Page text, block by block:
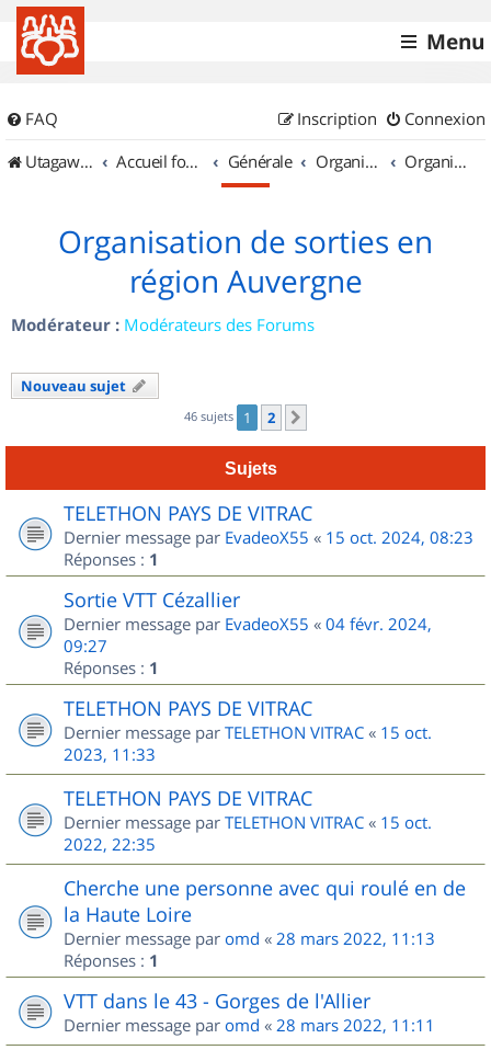
Menu
FAQ Connexion
Inscription
UtagawaVTT (Randos VTT et VTTAE avec traces GPS)
Accueil forum Générale Organisation de sorties & Recherche de partenaires Organisation de sorties en région Auvergne
Organisation de sorties en
région Auvergne
Modérateur : Modérateurs des Forums
Nouveau sujet
46 sujets 1 2
Sujets
TELETHON PAYS DE VITRAC
Dernier message par EvadeoX55 « 15 oct. 2024, 08:23
Réponses : 1
Sortie VTT Cézallier
Dernier message par EvadeoX55 « 04 févr. 2024,
09:27
Réponses : 1
TELETHON PAYS DE VITRAC
Dernier message par TELETHON VITRAC « 15 oct.
2023, 11:33
TELETHON PAYS DE VITRAC
Dernier message par TELETHON VITRAC « 15 oct.
2022, 22:35
Cherche une personne avec qui roulé en de
la Haute Loire
Dernier message par omd « 28 mars 2022, 11:13
Réponses : 1
VTT dans le 43 - Gorges de l'Allier
Dernier message par omd « 28 mars 2022, 11:11